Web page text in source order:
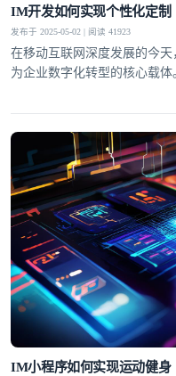
IM开发如何实现个性化定制
发布于 2025-05-02 | 阅读 41923
在移动互联网深度发展的今
为企业数字化转型的核心载
这种定制化不仅体现在UI界
互设计等全链路环节，成为
界面层级的灵活配置环信IM
IM小程序如何实现运动健身